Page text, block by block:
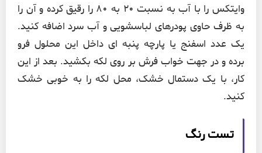
وایتکس را با آب به نسبت 20 به 80 را رقیق کرده و آن را
به ظرف حاوی پودرهای لباسشویی و آب سرد اضافه کنید.
یک عدد اسفنج یا پارچه پنبه ای داخل این محلول فرو
برده و در جهت خواب فرش بر روی لکه بکشید. بعد از این
کار، با یک دستمال خشک، محل لکه را به خوبی خشک
کنید.
تست رنگ